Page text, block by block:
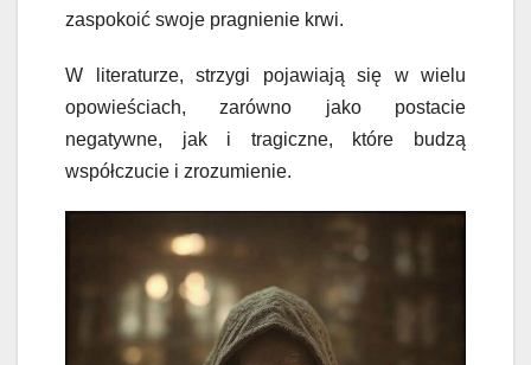
zaspokoić swoje pragnienie krwi.
W literaturze, strzygi pojawiają się w wielu
opowieściach, zarówno jako postacie
negatywne, jak i tragiczne, które budzą
współczucie i zrozumienie.